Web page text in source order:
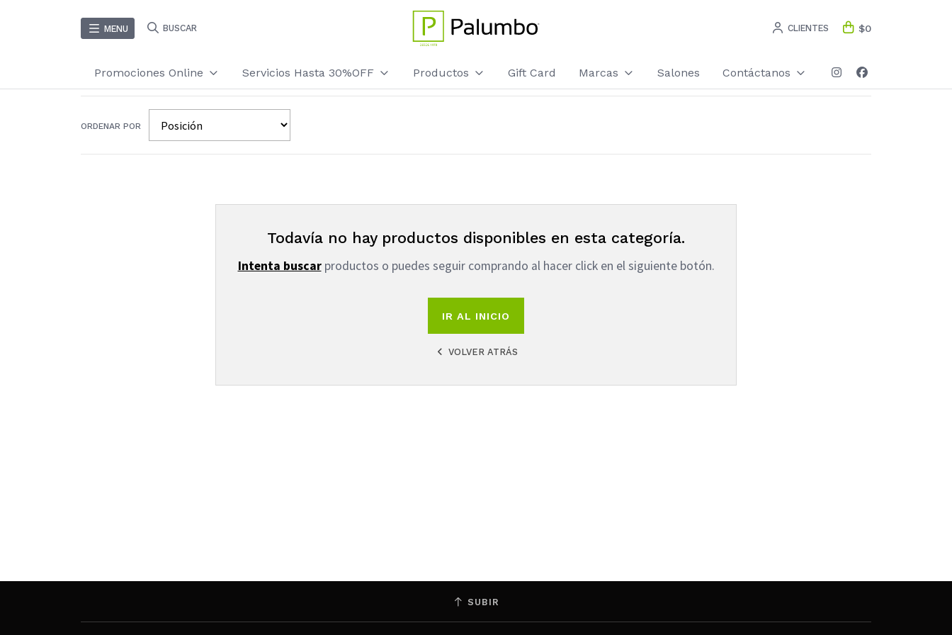
MENU BUSCAR CLIENTES $0
Promociones Online Servicios Hasta 30%OFF Productos Gift Card Marcas Salones Contáctanos
ORDENAR POR
Todavía no hay productos disponibles en esta categoría.
Intenta buscarproductos o puedes seguir comprando al hacer click en el siguiente botón.
IR AL INICIO
VOLVER ATRÁS
SUBIR